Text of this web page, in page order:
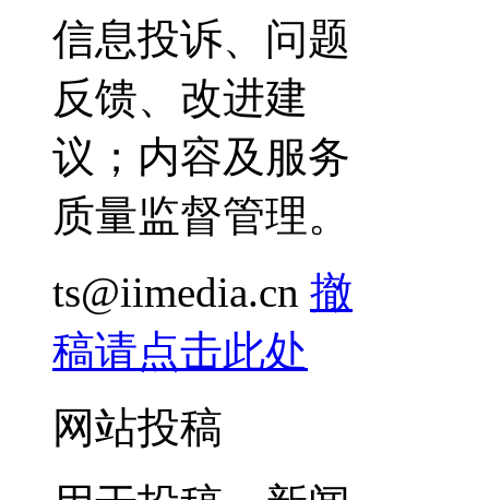
信息投诉、问题
反馈、改进建
议；内容及服务
质量监督管理。
ts@iimedia.cn 撤
稿请点击此处
网站投稿